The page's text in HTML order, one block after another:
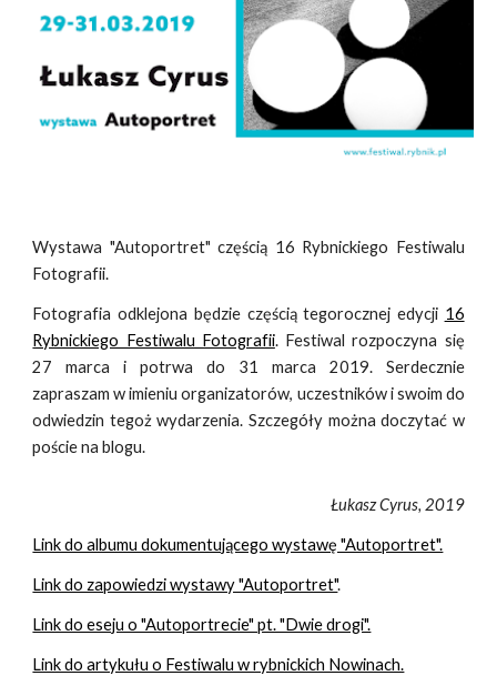
Wystawa "Autoportret" częścią 16 Rybnickiego Festiwalu
Fotografii.
Fotografia odklejona będzie częścią tegorocznej edycji 16
Rybnickiego Festiwalu Fotografii. Festiwal rozpoczyna się
27 marca i potrwa do 31 marca 2019. Serdecznie
zapraszam w imieniu organizatorów, uczestników i swoim do
odwiedzin tegoż wydarzenia. Szczegóły można doczytać w
poście na blogu.
Łukasz Cyrus, 2019
Link do albumu dokumentującego wystawę "Autoportret".
Link do zapowiedzi wystawy "Autoportret".
Link do eseju o "Autoportrecie" pt. "Dwie drogi".
Link do artykułu o Festiwalu w rybnickich Nowinach.